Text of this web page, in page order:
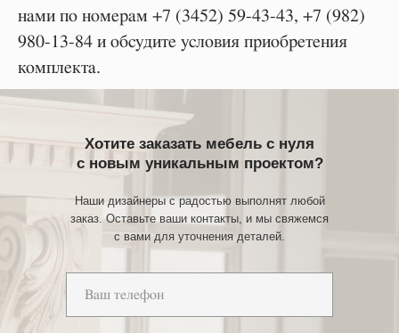
нами по номерам +7 (3452) 59-43-43, +7 (982)
980-13-84 и обсудите условия приобретения
комплекта.
Хотите заказать мебель с нуля
с новым уникальным проектом?
Наши дизайнеры с радостью выполнят любой
заказ. Оставьте ваши контакты, и мы свяжемся
с вами для уточнения деталей.